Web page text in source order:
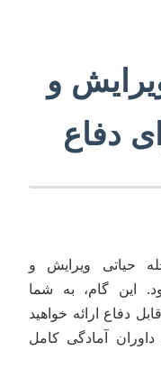
و
دفاع
حیاتی ویرایش و
این گام، به شما
دفاع ارائه خواهید
آمادگی کامل